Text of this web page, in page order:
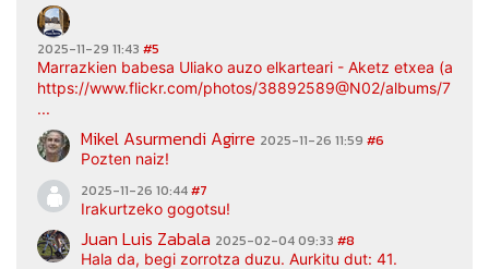
2025-11-29 11:43 #5
Marrazkien babesa Uliako auzo elkarteari - Aketz etxea
https://www.flickr.com/photos/38892589@N02/albums/
...
Mikel Asurmendi Agirre 2025-11-26 11:59 #6
Pozten naiz!
2025-11-26 10:44#7
Irakurtzeko gogotsu!
Juan Luis Zabala 2025-02-04 09:33 #8
Hala da, begi zorrotza duzu. Aurkitu dut: 41.